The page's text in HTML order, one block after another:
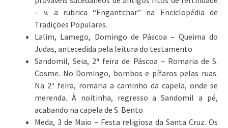
– v. a rubrica “Engantchar” na Enciclopédia de
Tradições Populares.
Lalim, Lamego, Domingo de Páscoa – Queima do
Judas, antecedida pela leitura do testamento
Sandomil, Seia, 2ª feira de Páscoa – Romaria de S.
Cosme. No Domingo, bombos e pífaros pelas ruas.
Na 2ª feira, romaria a caminho da capela, onde se
merenda. À noitinha, regresso a Sandomil a pé,
acabando na capela de S. Bento
Meda, 3 de Maio – Festa religiosa da Santa Cruz. Os